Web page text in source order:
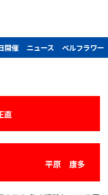
開催 ニュース ベルフラワー
直
平原 康多